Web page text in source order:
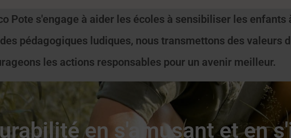
Pote s'engage à aider les écoles à sensibiliser les enfants
pédagogiques ludiques, nous transmettons des valeurs
les actions responsables pour un avenir meilleur.
en s'amusant et en